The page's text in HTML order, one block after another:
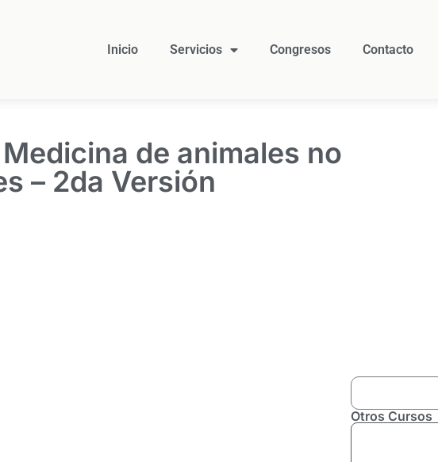
Inicio Servicios Congresos Contacto
de animales no
– 2da Versión
Otros Cursos